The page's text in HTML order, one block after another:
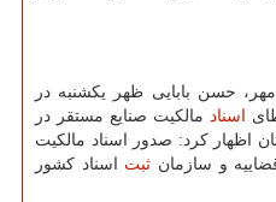
حسن بابایی ظهر یکشنبه در
اسناد مالکیت صنایع مستقر در
اظهار کرد: صدور اسناد مالکیت
و سازمان ثبت اسناد کشور